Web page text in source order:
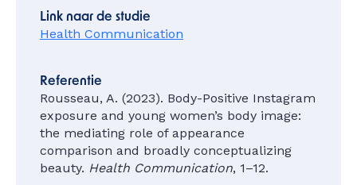
Link naar de studie
Health Communication
Referentie
Rousseau, A. (2023). Body-Positive Instagram
exposure and young women’s body image:
the mediating role of appearance
comparison and broadly conceptualizing
beauty. Health Communication, 1–12.